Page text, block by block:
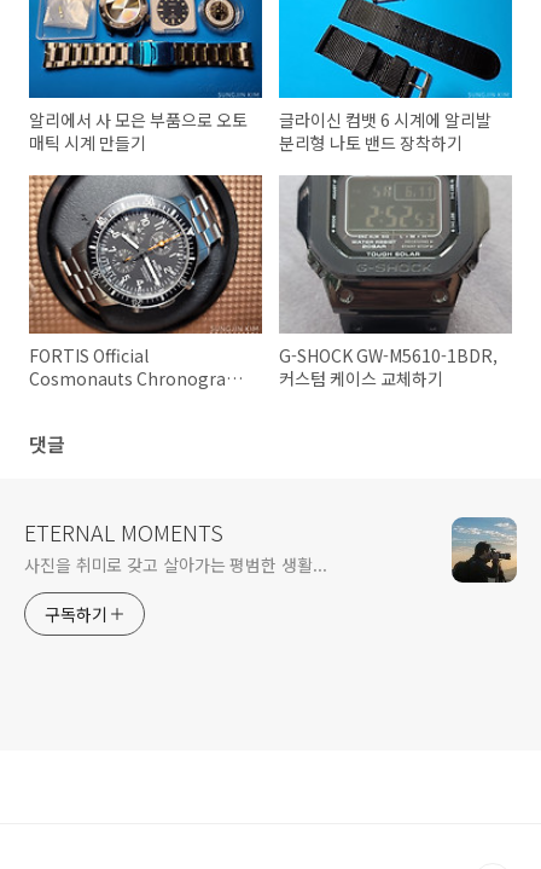
알리에서 사 모은 부품으로 오토
매틱 시계 만들기
글라이신 컴뱃 6 시계에 알리발
분리형 나토 밴드 장착하기
FORTIS Official
Cosmonauts Chronograph
G-SHOCK GW-M5610-1BDR,
커스텀 케이스 교체하기
댓글
ETERNAL MOMENTS
사진을 취미로 갖고 살아가는 평범한 생활...
구독하기